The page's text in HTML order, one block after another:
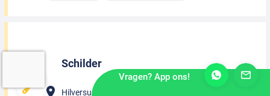
Schilder
Hilversum
Vragen? App ons!